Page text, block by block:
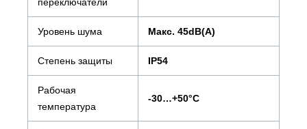
Уровень шума Макс. 45dB(A)
Степень защиты IP54
Рабочая
температура
-30…+50°С